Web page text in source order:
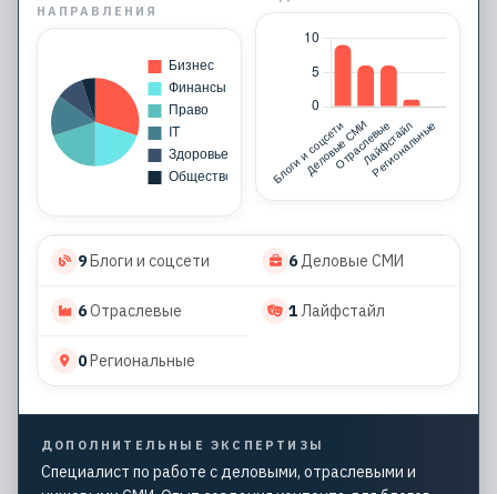
НАПРАВЛЕНИЯ
9Блоги и соцсети 6 Деловые СМИ
6Отраслевые 1 Лайфстайл
0Региональные
ДОПОЛНИТЕЛЬНЫЕ ЭКСПЕРТИЗЫ
Специалист по работе с деловыми, отраслевыми и